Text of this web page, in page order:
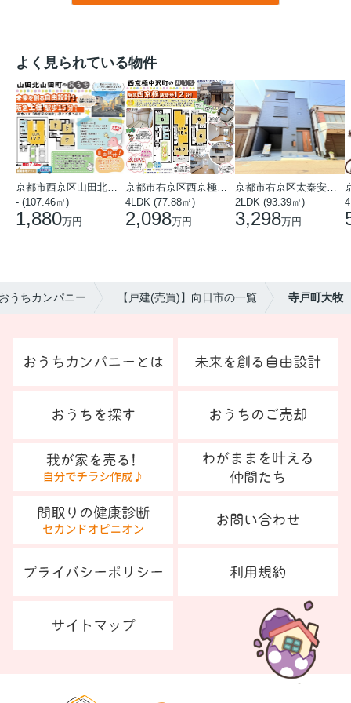
よく見られている物件
- (107.46㎡)
1,880万円
4LDK (77.88㎡)
2,098万円
2LDK (93.39㎡)
3,298万円
うちカンパニー 【戸建(売買)】向日市の一覧 寺戸町大牧